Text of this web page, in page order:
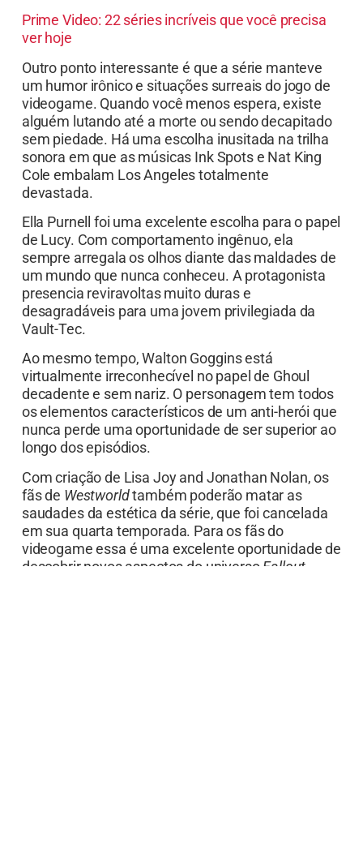
Prime Video: 22 séries incríveis que você precisa
ver hoje
Outro ponto interessante é que a série manteve
um humor irônico e situações surreais do jogo de
videogame. Quando você menos espera, existe
alguém lutando até a morte ou sendo decapitado
sem piedade. Há uma escolha inusitada na trilha
sonora em que as músicas Ink Spots e Nat King
Cole embalam Los Angeles totalmente
devastada.
Ella Purnell foi uma excelente escolha para o papel
de Lucy. Com comportamento ingênuo, ela
sempre arregala os olhos diante das maldades de
um mundo que nunca conheceu. A protagonista
presencia reviravoltas muito duras e
desagradáveis para uma jovem privilegiada da
Vault-Tec.
Ao mesmo tempo, Walton Goggins está
virtualmente irreconhecível no papel de Ghoul
decadente e sem nariz. O personagem tem todos
os elementos característicos de um anti-herói que
nunca perde uma oportunidade de ser superior ao
longo dos episódios.
Com criação de Lisa Joy and Jonathan Nolan, os
fãs de Westworldtambém poderão matar as
saudades da estética da série, que foi cancelada
em sua quarta temporada. Para os fãs do
videogame essa é uma excelente oportunidade de
descobrir novos aspectos do universo Fallout